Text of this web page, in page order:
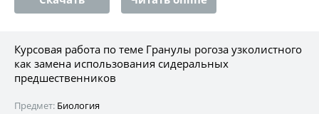
Курсовая работа по теме Гранулы рогоза узколистного
как замена использования сидеральных
предшественников
Предмет: Биология